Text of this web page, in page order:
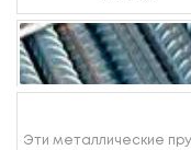
Эти металлические